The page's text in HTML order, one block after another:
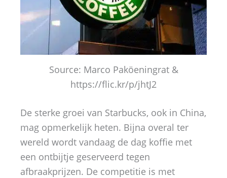
Source: Marco Paköeningrat &
https://flic.kr/p/jhtJ2
De sterke groei van Starbucks, ook in China,
mag opmerkelijk heten. Bijna overal ter
wereld wordt vandaag de dag koffie met
een ontbijtje geserveerd tegen
afbraakprijzen. De competitie is met